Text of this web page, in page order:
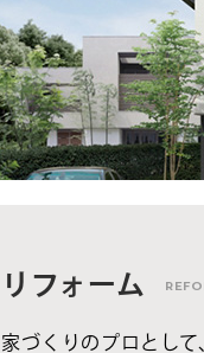
リフォーム
家づくりのプロとして